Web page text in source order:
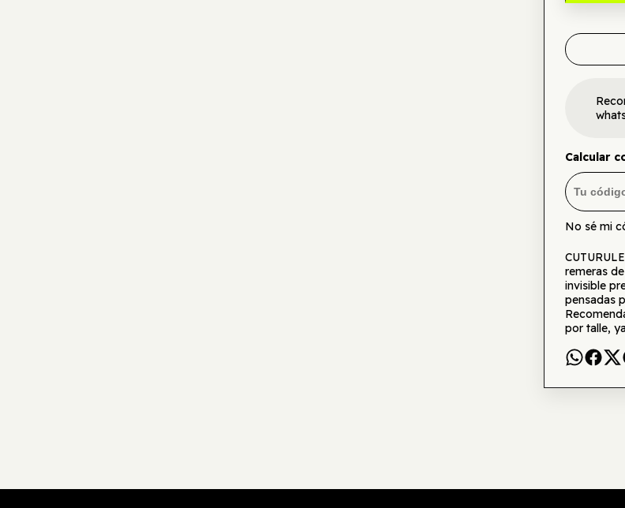
Calcular
No sé mi
remeras
invisible
pensadas
por talle,